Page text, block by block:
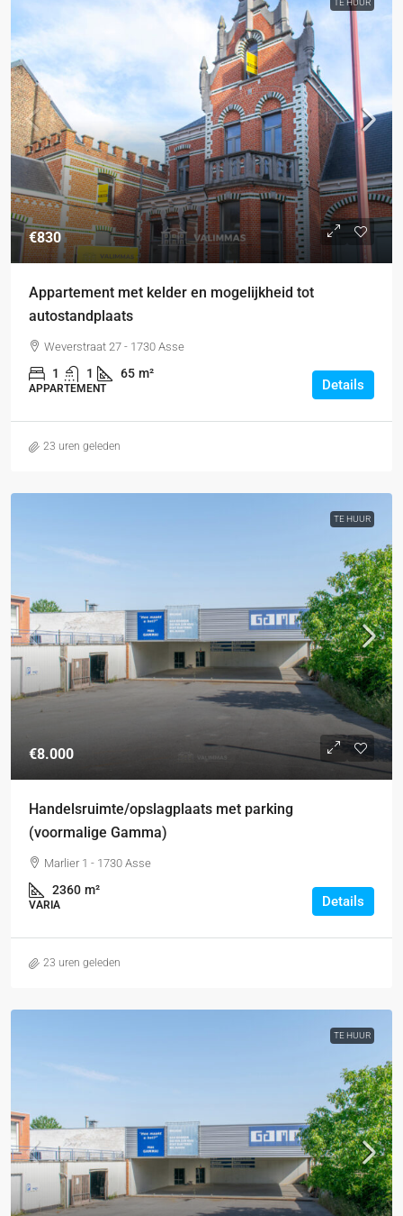
TE HUUR
€830
Appartement met kelder en mogelijkheid tot
autostandplaats
Weverstraat 27 - 1730 Asse
1 1 65 m²
APPARTEMENT Details
23 uren geleden
TE HUUR
€8.000
Handelsruimte/opslagplaats met parking
(voormalige Gamma)
Marlier 1 - 1730 Asse
2360 m²
VARIA Details
23 uren geleden
TE HUUR